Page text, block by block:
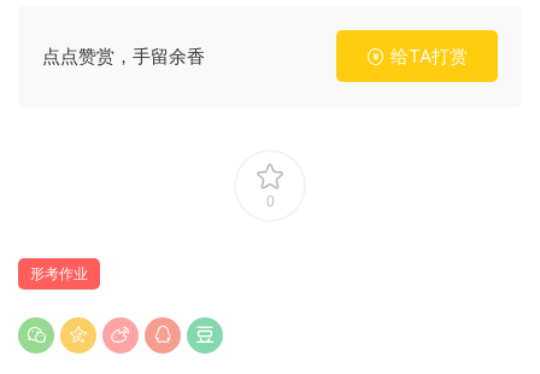
点点赞赏，手留余香 给TA打赏
0
形考作业